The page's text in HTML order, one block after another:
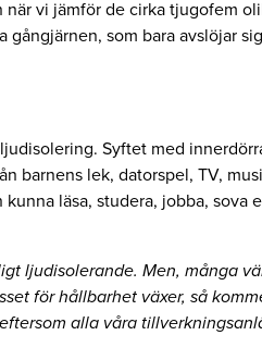
vi jämför de cirka tjugofem
som bara avslöjar
Syftet med
barnens lek, datorspel, TV,
läsa, studera, jobba, sova
ljudisolerande. Men, många
för hållbarhet växer, så
alla våra